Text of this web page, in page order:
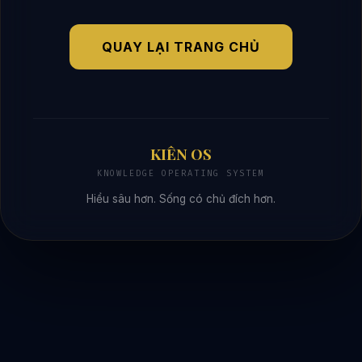
QUAY LẠI TRANG CHỦ
KIÊN OS
KNOWLEDGE OPERATING SYSTEM
Hiểu sâu hơn. Sống có chủ đích hơn.